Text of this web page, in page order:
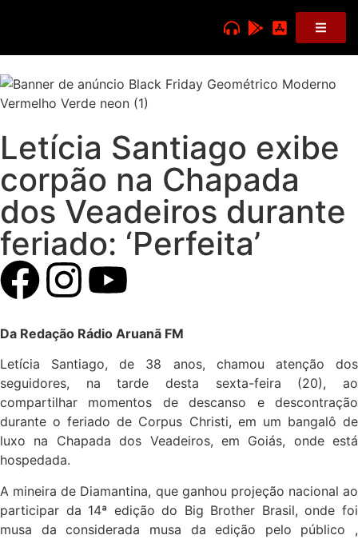
Letícia Santiago exibe
corpão na Chapada
dos Veadeiros durante
feriado: ‘Perfeita’
Da Redação Rádio Aruanã FM
Letícia Santiago, de 38 anos, chamou atenção dos
seguidores, na tarde desta sexta-feira (20), ao
compartilhar momentos de descanso e descontração
durante o feriado de Corpus Christi, em um bangalô de
luxo na Chapada dos Veadeiros, em Goiás, onde está
hospedada.
A mineira de Diamantina, que ganhou projeção nacional ao
participar da 14ª edição do Big Brother Brasil, onde foi
musa da considerada musa da edição pelo público ,